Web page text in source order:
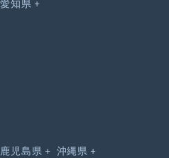
鹿児島県 沖縄県